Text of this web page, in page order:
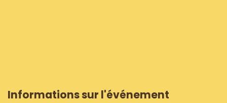
Informations sur l'événement